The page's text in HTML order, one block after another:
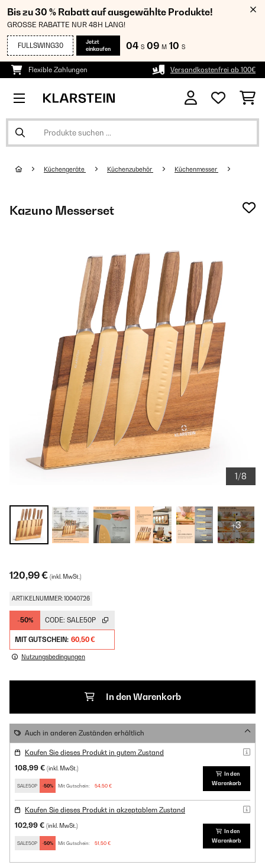
Bis zu 30 % Rabatt auf ausgewählte Produkte!
GROSSE RABATTE NUR 48H LANG!
FULLSWING30
Jetzt
einkaufen
04 S 09 M 09 S
Flexible Zahlungen Versandkostenfrei ab 100€
Küchengeräte Küchenzubehör Küchenmesser
Kazuno Messerset
1/8
+3
120,99 € (inkl. MwSt.)
ARTIKELNUMMER: 10040726
-50% CODE: SALE50P
MIT GUTSCHEIN: 60,50 €
Nutzungsbedingungen
In den Warenkorb
Auch in anderen Zuständen erhältlich
Kaufen Sie dieses Produkt in gutem Zustand
108,99 € (inkl. MwSt.)
SALE50P -50% Mit Gutschein: 54,50 €
In den
Warenkorb
Kaufen Sie dieses Produkt in akzeptablem Zustand
102,99 € (inkl. MwSt.)
SALE50P -50% Mit Gutschein: 51,50 €
In den
Warenkorb